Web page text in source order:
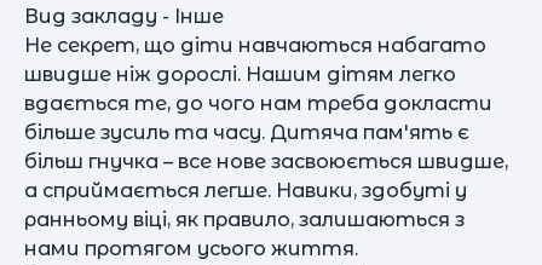
Вид закладу - Інше
Не секрет, що діти навчаються набагато
швидше ніж дорослі. Нашим дітям легко
вдається те, до чого нам треба докласти
більше зусиль та часу. Дитяча пам'ять є
більш гнучка – все нове засвоюється швидше,
а сприймається легше. Навики, здобуті у
ранньому віці, як правило, залишаються з
нами протягом усього життя.